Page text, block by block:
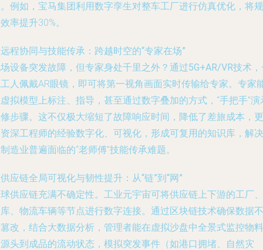
例如，宝马集团利用数字孪生对整车工厂进行仿真优化，将规
率提升30%。
远程协同与技能传承：跨越时空的“专家在场”
设备突发故障，但专家身处千里之外？通过5G+AR/VR技术
人佩戴AR眼镜，即可将第一视角画面实时传输给专家。专家
拟模型上标注、指导，甚至通过数字叠加的方式，“手把手”演
步骤。这不仅极大缩短了故障响应时间，降低了差旅成本，更
深工程师的经验数字化、可视化，形成可复用的知识库，解决
造业普遍面临的“老师傅”技能传承难题。
供应链全局可视化与韧性提升：从“链”到“网”
供应链充满不确定性。工业元宇宙可将供应链上下游的工厂、
、物流车辆等节点进行数字连接。通过区块链技术确保数据不
改，结合大数据分析，管理者能在虚拟沙盘中全景式监控物料
头到成品的流动状态，模拟突发事件（如港口拥堵、自然灾